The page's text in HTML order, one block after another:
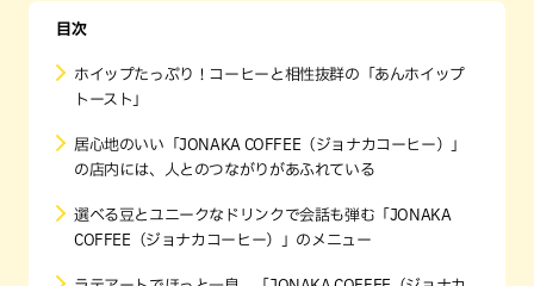
目次
ホイップたっぷり！コーヒーと相性抜群の「あんホイップ
トースト」
居心地のいい「JONAKA COFFEE（ジョナカコーヒー）」
の店内には、人とのつながりがあふれている
選べる豆とユニークなドリンクで会話も弾む「JONAKA
COFFEE（ジョナカコーヒー）」のメニュー